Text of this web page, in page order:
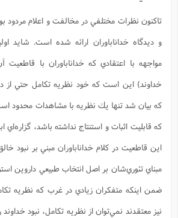
تاكنون نظرات مختلفي در مخالفت و اعلام مردود
و ديدگاه خداناباوران ارائه شده است. شايد
مواجهه با اعتقادي كه خداناباوران با قاطعيت
خداوند) اين است كه خود نظريه تكامل حتي از
كه بيان شد تنها يك نظريه با مشاهدات محدود
كه قابليت اثبات و استنتاج نداشته باشد، گزاره‌اي
اين قاطعيت در كلام خداناباوران مبني بر نبود
مبناي تئوري‌شان بر اصل انتخاب طبيعي داروين
ضمن اينكه متفكران زيادي در غرب كه نظريه
نيز معتقدند نمي‌توان از نظريه تكامل، نبود خداوند